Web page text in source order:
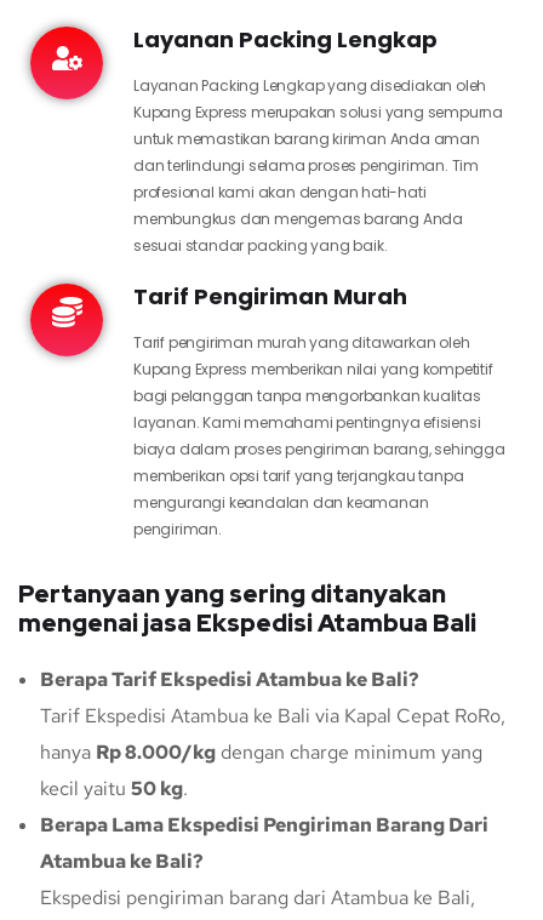
Layanan Packing Lengkap
Layanan Packing Lengkap yang disediakan oleh
Kupang Express merupakan solusi yang sempurna
untuk memastikan barang kiriman Anda aman
dan terlindungi selama proses pengiriman. Tim
profesional kami akan dengan hati-hati
membungkus dan mengemas barang Anda
sesuai standar packing yang baik.
Tarif Pengiriman Murah
Tarif pengiriman murah yang ditawarkan oleh
Kupang Express memberikan nilai yang kompetitif
bagi pelanggan tanpa mengorbankan kualitas
layanan. Kami memahami pentingnya efisiensi
biaya dalam proses pengiriman barang, sehingga
memberikan opsi tarif yang terjangkau tanpa
mengurangi keandalan dan keamanan
pengiriman.
Pertanyaan yang sering ditanyakan
mengenai jasa Ekspedisi Atambua Bali
Berapa Tarif Ekspedisi Atambua ke Bali?
Tarif Ekspedisi Atambua ke Bali via Kapal Cepat RoRo,
hanya Rp 8.000/kg dengan charge minimum yang
kecil yaitu 50 kg.
Berapa Lama Ekspedisi Pengiriman Barang Dari
Atambua ke Bali?
Ekspedisi pengiriman barang dari Atambua ke Bali,